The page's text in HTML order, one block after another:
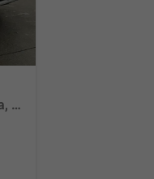
1.0 TSI 85 kW Life DSG Life, LED, Kamera, ACC, Side, Winter, 17-Zoll, 3-J. Garantie